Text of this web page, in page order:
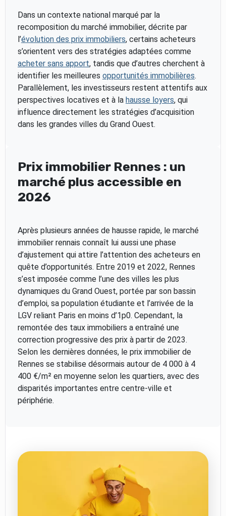
Dans un contexte national marqué par la
recomposition du marché immobilier, décrite par
l’évolution des prix immobiliers, certains acheteurs
s’orientent vers des stratégies adaptées comme
acheter sans apport, tandis que d’autres cherchent à
identifier les meilleures opportunités immobilières.
Parallèlement, les investisseurs restent attentifs aux
perspectives locatives et à la hausse loyers, qui
influence directement les stratégies d’acquisition
dans les grandes villes du Grand Ouest.
Prix immobilier Rennes : un
marché plus accessible en
2026
Après plusieurs années de hausse rapide, le marché
immobilier rennais connaît lui aussi une phase
d’ajustement qui attire l’attention des acheteurs en
quête d’opportunités. Entre 2019 et 2022, Rennes
s’est imposée comme l’une des villes les plus
dynamiques du Grand Ouest, portée par son bassin
d’emploi, sa population étudiante et l’arrivée de la
LGV reliant Paris en moins d’1p0. Cependant, la
remontée des taux immobiliers a entraîné une
correction progressive des prix à partir de 2023.
Selon les dernières données, le prix immobilier de
Rennes se stabilise désormais autour de 4 000 à 4
400 €/m² en moyenne selon les quartiers, avec des
disparités importantes entre centre-ville et
périphérie.